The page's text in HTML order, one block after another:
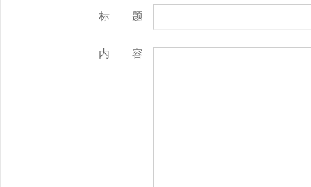
标 题
内 容